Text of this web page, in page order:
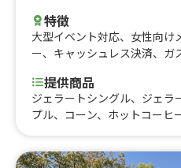
特徴
大型イベント対応、 女性向け
ー、 キャッシュレス決済、 ガ
提供商品
ジェラートシングル、ジェラ
プル、コーン、ホットコーヒ